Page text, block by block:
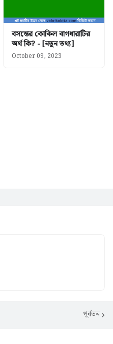
বসন্তের কোকিল বাগধারাটির
অর্থ কি? - [নতুন তথ্য]
October 09, 2023
পূর্বতন